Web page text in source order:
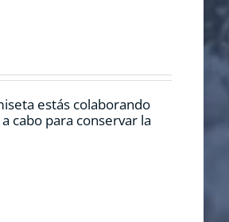
estás colaborando
cabo para conservar la